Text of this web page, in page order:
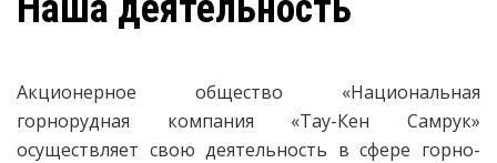
Акционерное общество «Национальная
горнорудная компания «Тау-Кен Самрук»
осуществляет свою деятельность в сфере горно-